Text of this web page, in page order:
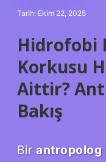
Tarih: Ekim 22, 2025
Hidrofobi
Korkusu
Aittir?
Bakış
Bir antropolog